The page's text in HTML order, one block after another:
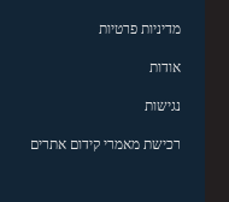
מדיניות פרטיות
אודות
נגישות
רכישת מאמרי קידום אתרים